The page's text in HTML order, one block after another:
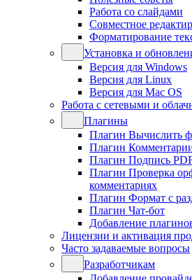
Работа со слайдами
Совместное
Форматирование
Установка и
Версия для Windows
Версия для Linux
Версия для Mac OS
Работа с сетевыми и
Плагины
Плагин Вычислить
Плагин
Плагин Подпись
Плагин Проверка
комментариях
Плагин Формат с
Плагин Чат-бот
Добавление
Лицензии и активация
Часто задаваемые вопросы
Разработчикам